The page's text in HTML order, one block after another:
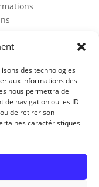
des technologies
aux informations des
nous permettra de
de navigation ou les ID
de retirer son
caractéristiques
gratuite pour
que les frais
sont à votre
vous appartient
votre
votre dossier